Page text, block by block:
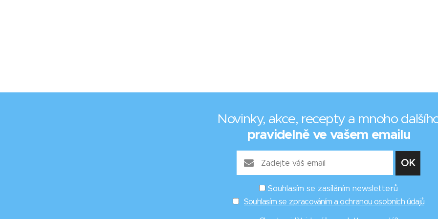
Novinky, akce, recepty a mnoho
pravidelně ve vašem emailu
Souhlasím se zasíláním newsletterů
Souhlasím se zpracováním a ochranou osobních údajů